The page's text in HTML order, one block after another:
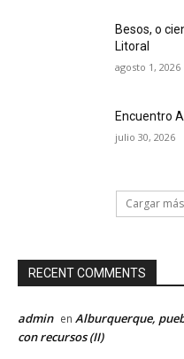
Besos, o
Litoral
agosto 1, 2026
Encuentro
julio 30, 2026
Cargar más
RECENT COMMENTS
admin en Alburquerque,
con recursos (II)